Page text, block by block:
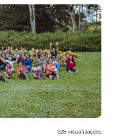
928 visualizações